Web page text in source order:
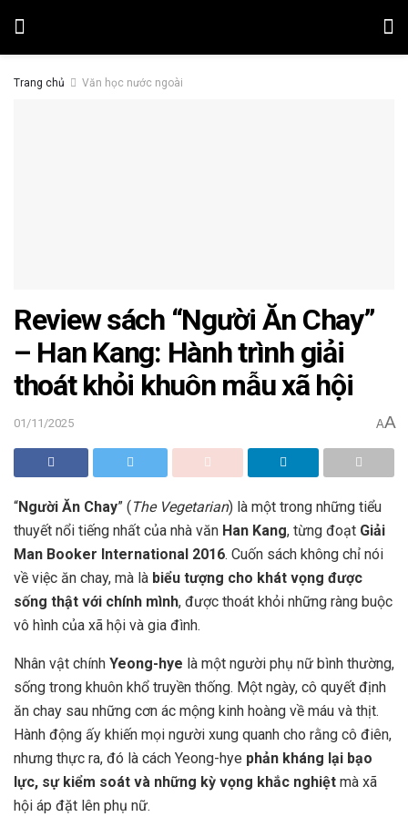
Trang chủ Văn học nước ngoài
Review sách “Người Ăn Chay”
– Han Kang: Hành trình giải
thoát khỏi khuôn mẫu xã hội
01/11/2025 AA
“Người Ăn Chay” (The Vegetarian) là một trong những tiểu
thuyết nổi tiếng nhất của nhà văn Han Kang, từng đoạt Giải
Man Booker International 2016. Cuốn sách không chỉ nói
về việc ăn chay, mà là biểu tượng cho khát vọng được
sống thật với chính mình, được thoát khỏi những ràng buộc
vô hình của xã hội và gia đình.
Nhân vật chính Yeong-hye là một người phụ nữ bình thường,
sống trong khuôn khổ truyền thống. Một ngày, cô quyết định
ăn chay sau những cơn ác mộng kinh hoàng về máu và thịt.
Hành động ấy khiến mọi người xung quanh cho rằng cô điên,
nhưng thực ra, đó là cách Yeong-hye phản kháng lại bạo
lực, sự kiểm soát và những kỳ vọng khắc nghiệt mà xã
hội áp đặt lên phụ nữ.